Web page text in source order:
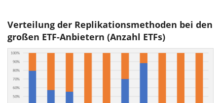
Verteilung der Replikationsmethoden bei den
großen ETF-Anbietern (Anzahl ETFs)